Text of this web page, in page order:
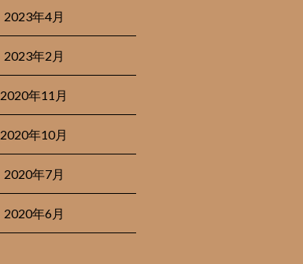
2023年4月
2023年2月
2020年11月
2020年10月
2020年7月
2020年6月